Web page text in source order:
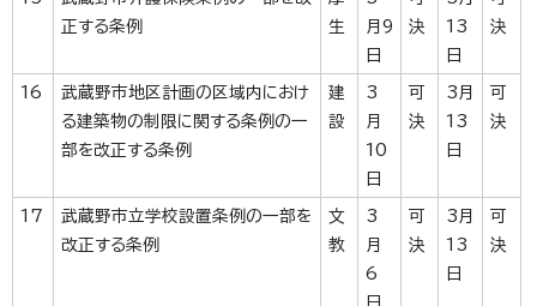
正する条例
生
月9
日
決
13
日
決
16
武蔵野市地区計画の区域内におけ
る建築物の制限に関する条例の一
部を改正する条例
建
設
3
月
10
日
可
決
3月
13
日
可
決
17
武蔵野市立学校設置条例の一部を
改正する条例
文
教
3
月
6
日
可
決
3月
13
日
可
決